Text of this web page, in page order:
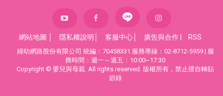
網站地圖 隱私權說明 客服中心 廣告與合作 RSS
婦幼網路股份有限公司 統編：70458331 服務專線：02-8712-5959 | 服
務時間：週一～週五：10:00~17:30
Copyright © 嬰兒與母親. All rights reserved. 版權所有，禁止擅自轉貼
節錄